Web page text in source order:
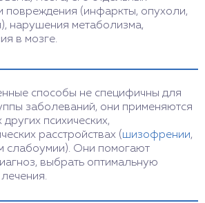
повреждения (инфаркты, опухоли,
нарушения метаболизма,
в мозге.
способы не специфичны для
заболеваний, они применяются
психических,
расстройствах (шизофрении,
слабоумии). Они помогают
выбрать оптимальную